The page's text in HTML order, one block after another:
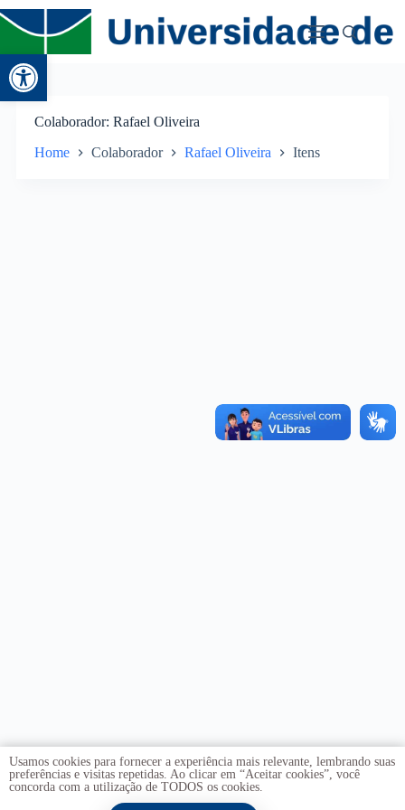
Abrir a barra de ferramentas
Colaborador Rafael Oliveira
Home Colaborador Rafael Oliveira Itens
Usamos cookies para fornecer a experiência mais relevante, lembrando suas
preferências e visitas repetidas. Ao clicar em “Aceitar cookies”, você
concorda com a utilização de TODOS os cookies.